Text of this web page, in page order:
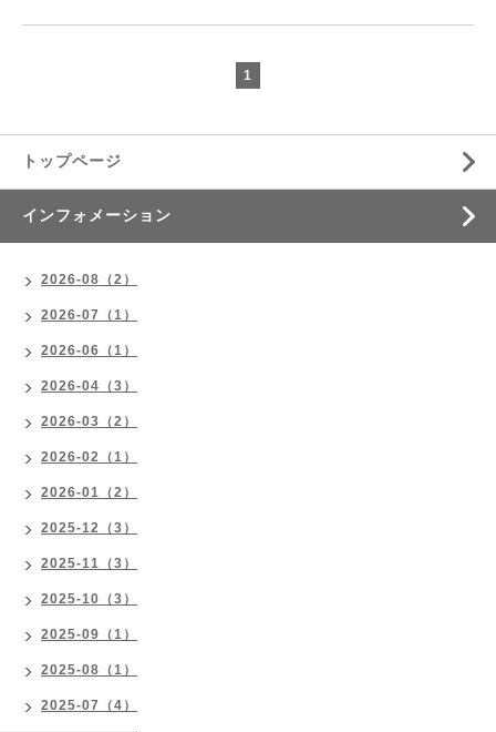
1
トップページ
インフォメーション
2026-08（2）
2026-07（1）
2026-06（1）
2026-04（3）
2026-03（2）
2026-02（1）
2026-01（2）
2025-12（3）
2025-11（3）
2025-10（3）
2025-09（1）
2025-08（1）
2025-07（4）